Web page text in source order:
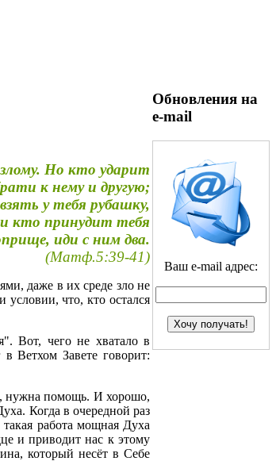
Но кто ударит
к нему и другую;
у тебя рубашку,
кто принудит тебя
иди с ним два.
(Матф.5:39-41)
даже в их среде зло не
что, кто остался
Вот, чего не хватало в
Ветхом Завете говорит:
нужна помощь. И хорошо,
Когда в очередной раз
работа мощная Духа
и приводит нас к этому
который несёт в Себе
Обновления на
e-mail
Ваш e-mail адрес: